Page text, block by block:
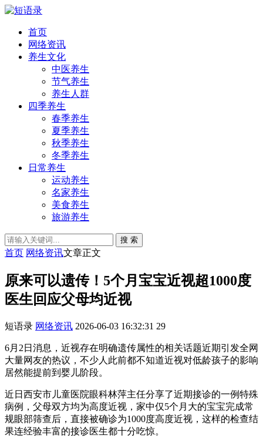
首页
网络资讯
养生文化
中医养生
节气养生
养生人群
四季养生
春季养生
夏季养生
秋季养生
冬季养生
日常养生
运动养生
名家养生
美食养生
旅游养生
搜 索
首页 网络资讯文章正文
原来可以遗传！5个月宝宝近视超1000度
医生回应父母均近视
短语录 网络资讯 2026-06-03 16:32:31 29
6月2日消息，近视存在明确遗传属性的相关话题近期引发全网
大量网友的热议，不少人此前都不知道近视对低龄孩子的影响
居然能提前到婴儿阶段。
近日西安市儿童医院眼科林萍主任分享了近期接诊的一例特殊
病例，父母双方均为高度近视，家中仅5个月大的宝宝完成常
规眼部筛查后，直接被确诊为1000度高度近视，这样的检查结
果连经验丰富的接诊医生都十分吃惊。